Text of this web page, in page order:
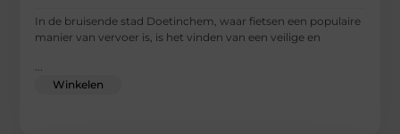
In de bruisende stad Doetinchem, waar fietsen een populaire
manier van vervoer is, is het vinden van een veilige en
Winkelen